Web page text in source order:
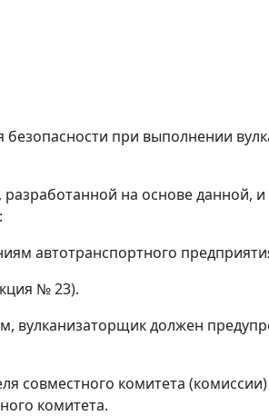
при выполнении
на основе данной,
автотранспортного
№ 23).
вулканизаторщик должен
совместного комитета
комитета.